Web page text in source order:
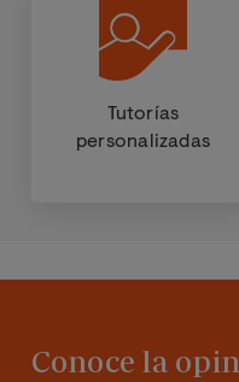
Tutorías
personalizadas
Conoce la